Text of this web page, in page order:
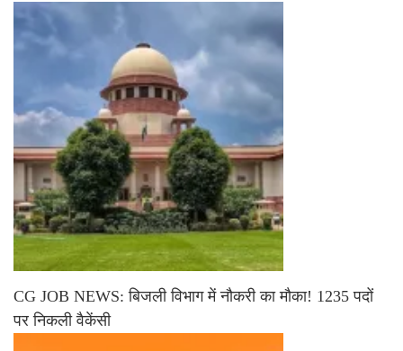
CG JOB NEWS: बिजली विभाग में नौकरी का मौका! 1235 पदों
पर निकली वैकेंसी